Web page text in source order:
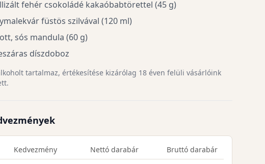
fehér csokoládé kakaóbabtörettel (45 g)
füstös szilvával (120 ml)
sós mandula (60 g)
díszdoboz
tartalmaz, értékesítése kizárólag 18 éven felüli vásárlóink
Kedvezmény Nettó darabár Bruttó darabár